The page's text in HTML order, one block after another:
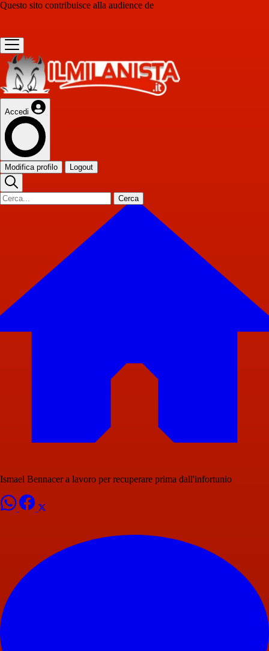
Questo sito contribuisce alla audience de
Accedi
Modifica profilo Logout
Cerca
Ismael Bennacer a lavoro per recuperare prima dall'infortunio